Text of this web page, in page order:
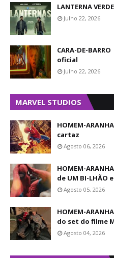
LANTERNA
Julho 22, 2026
CARA-DE-
oficial
Julho 22, 2026
MARVEL STUDIOS
HOMEM-
cartaz
Agosto 06, 2026
HOMEM-
de UM BI-LHÃO
Agosto 05, 2026
HOMEM-
do set do filme
Agosto 04, 2026